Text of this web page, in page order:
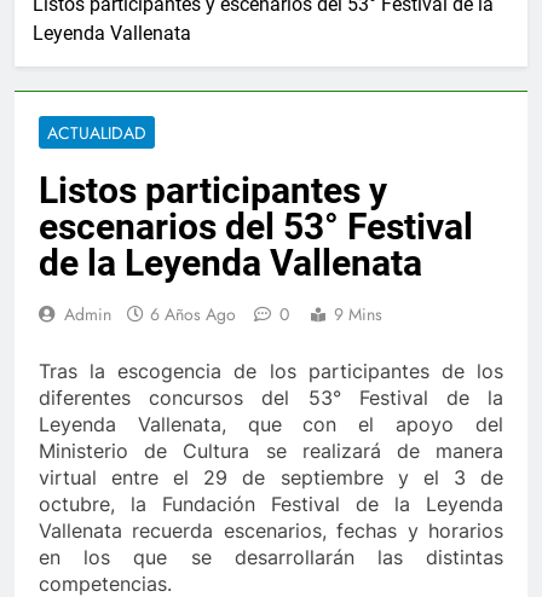
Camilo Namén a sus 80 años
2 Años Ago
para el combate de incendios en Colombia
de Berosca y Jesús Vides
docente que abusó sexualmente de niña de 13 años
fortalece su gobierno El gabinete de
de los accidentes de tránsito en Colombia
Camilo Namén a sus 80 años Elvia
2 Años Ago
para el combate de incendios en Colombia
de Berosca y Jesús Vides
Leyenda Vallenata
ACTUALIDAD
Listos participantes y
escenarios del 53° Festival
de la Leyenda Vallenata
Admin 6 Años Ago 0 9 Mins
Tras la escogencia de los participantes de los
diferentes concursos del 53° Festival de la
Leyenda Vallenata, que con el apoyo del
Ministerio de Cultura se realizará de manera
virtual entre el 29 de septiembre y el 3 de
octubre, la Fundación Festival de la Leyenda
Vallenata recuerda escenarios, fechas y horarios
en los que se desarrollarán las distintas
competencias.